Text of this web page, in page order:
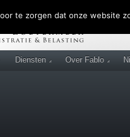
Diensten Over Fablo
te zorgen dat onze website